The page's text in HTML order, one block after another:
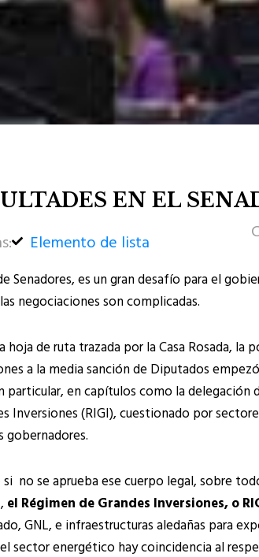
EN EL
Elemento de lista
Senadores, es un gran desafío para el
negociaciones son complicadas.
hoja de ruta trazada por la Casa Rosada,
a la media sanción de Diputados
particular, en capítulos como la delegación
Inversiones (RIGI), cuestionado por
gobernadores.
no se aprueba ese cuerpo legal, sobre
el Régimen de Grandes Inversiones, o
GNL, e infraestructuras aledañas para
sector energético hay coincidencia al